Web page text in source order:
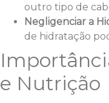
outro tipo de
Negligenciar a
de hidratação
e Nutrição